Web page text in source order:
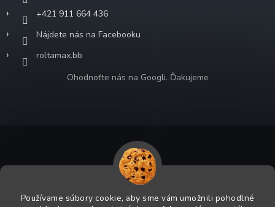
Používame súbory cookie, aby sme vám umožnili pohodlné
+421 911 664 436
Nájdete nás na Facebooku
roltamax.bb
Ohodnoťte nás na Googli. Ďakujeme
ROLTA MAX s.r.o.. Všetky práva vyhradené.
Grafický návrh vytvoril a na Shoptet implementoval Tomáš Hlad